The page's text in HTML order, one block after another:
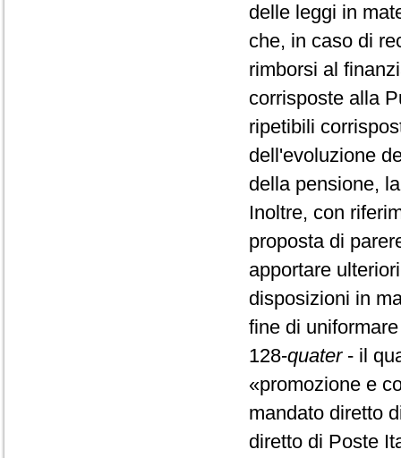
delle leggi in
che, in caso di
rimborsi al
corrisposte alla
ripetibili
dell'evoluzione
della pensione,
Inoltre, con
proposta di
apportare
disposizioni in
fine di
128-quater- il
«promozione e
mandato diretto
diretto di Poste